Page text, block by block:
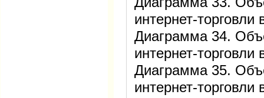
интернет-
Диаграмма 34.
интернет-торговли
Диаграмма 35.
интернет-